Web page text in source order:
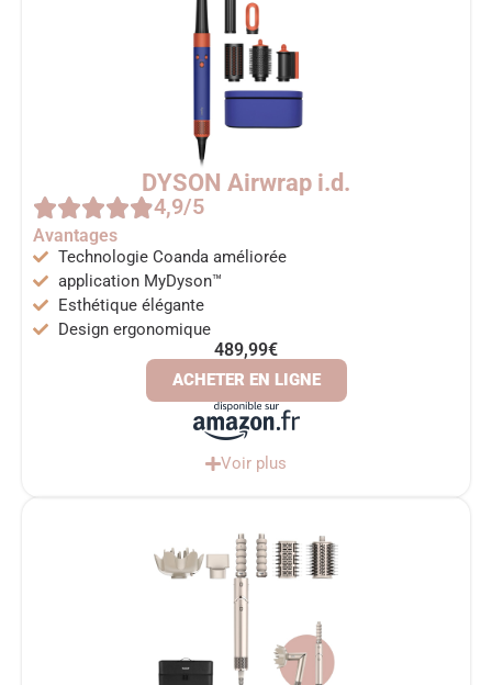
DYSON Airwrap i.d.
4,9/5
Avantages
Technologie Coanda améliorée
application MyDyson™
Esthétique élégante
Design ergonomique
489,99€
ACHETER EN LIGNE
Voir plus